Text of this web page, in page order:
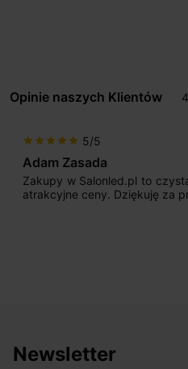
Opinie naszych Klientów
star star star star star 5/5
Adam Zasada
Zakupy w Salonled.pl to
atrakcyjne ceny. Dziękuję za
Newsletter